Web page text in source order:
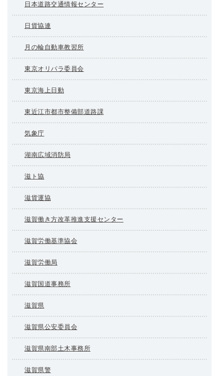
日本道路交通情報センター
日貨協連
月の輪自動車教習所
東京オリパラ委員会
東京海上日動
東近江市都市整備部道路課
気象庁
湖南広域消防局
滋ト協
滋貨運協
滋賀働き方改革推進支援センター
滋賀労働基準協会
滋賀労働局
滋賀国道事務所
滋賀県
滋賀県公安委員会
滋賀県南部土木事務所
滋賀県警